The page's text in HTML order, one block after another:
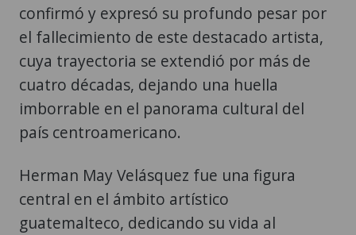
confirmó y expresó su profundo pesar por
el fallecimiento de este destacado artista,
cuya trayectoria se extendió por más de
cuatro décadas, dejando una huella
imborrable en el panorama cultural del
país centroamericano.
Herman May Velásquez fue una figura
central en el ámbito artístico
guatemalteco, dedicando su vida al